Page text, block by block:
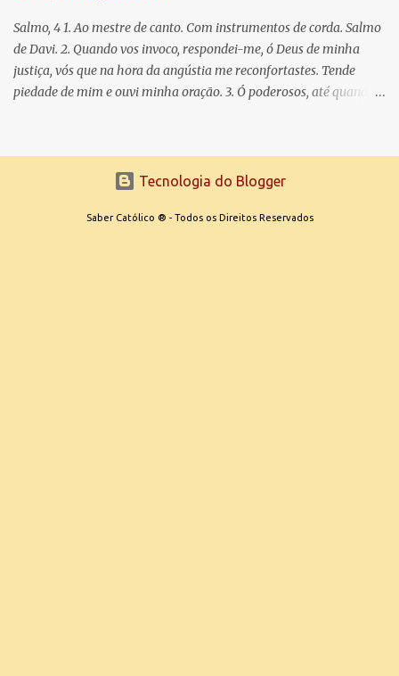
que nos salva, dá-nos Vossa força, Vosso perdão e a Vossa
misericórdia. (no fim) Rezar 3 vezes: Louvores e graças se deem a
cada momento ao Santíssimo e Diviníssimo Sacramento.
Salmo, 4 1. Ao mestre de canto. Com instrumentos de corda. Salmo
de Davi. 2. Quando vos invoco, respondei-me, ó Deus de minha
justiça, vós que na hora da angústia me reconfortastes. Tende
piedade de mim e ouvi minha oração. 3. Ó poderosos, até quando
o Senhor me ouviu quando o invoquei. 5. Tremei, mas sem pecar;
refleti em vossos corações, quando estiverdes em vossos leitos, e
Senhor. 7. Dizem muitos: Quem nos fará ver a felicidade? Fazei
Tecnologia do Blogger
Saber Católico ® - Todos os Direitos Reservados